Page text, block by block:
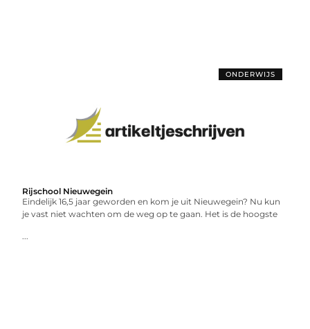
ONDERWIJS
Rijschool Nieuwegein
Eindelijk 16,5 jaar geworden en kom je uit Nieuwegein? Nu kun
je vast niet wachten om de weg op te gaan. Het is de hoogste
...